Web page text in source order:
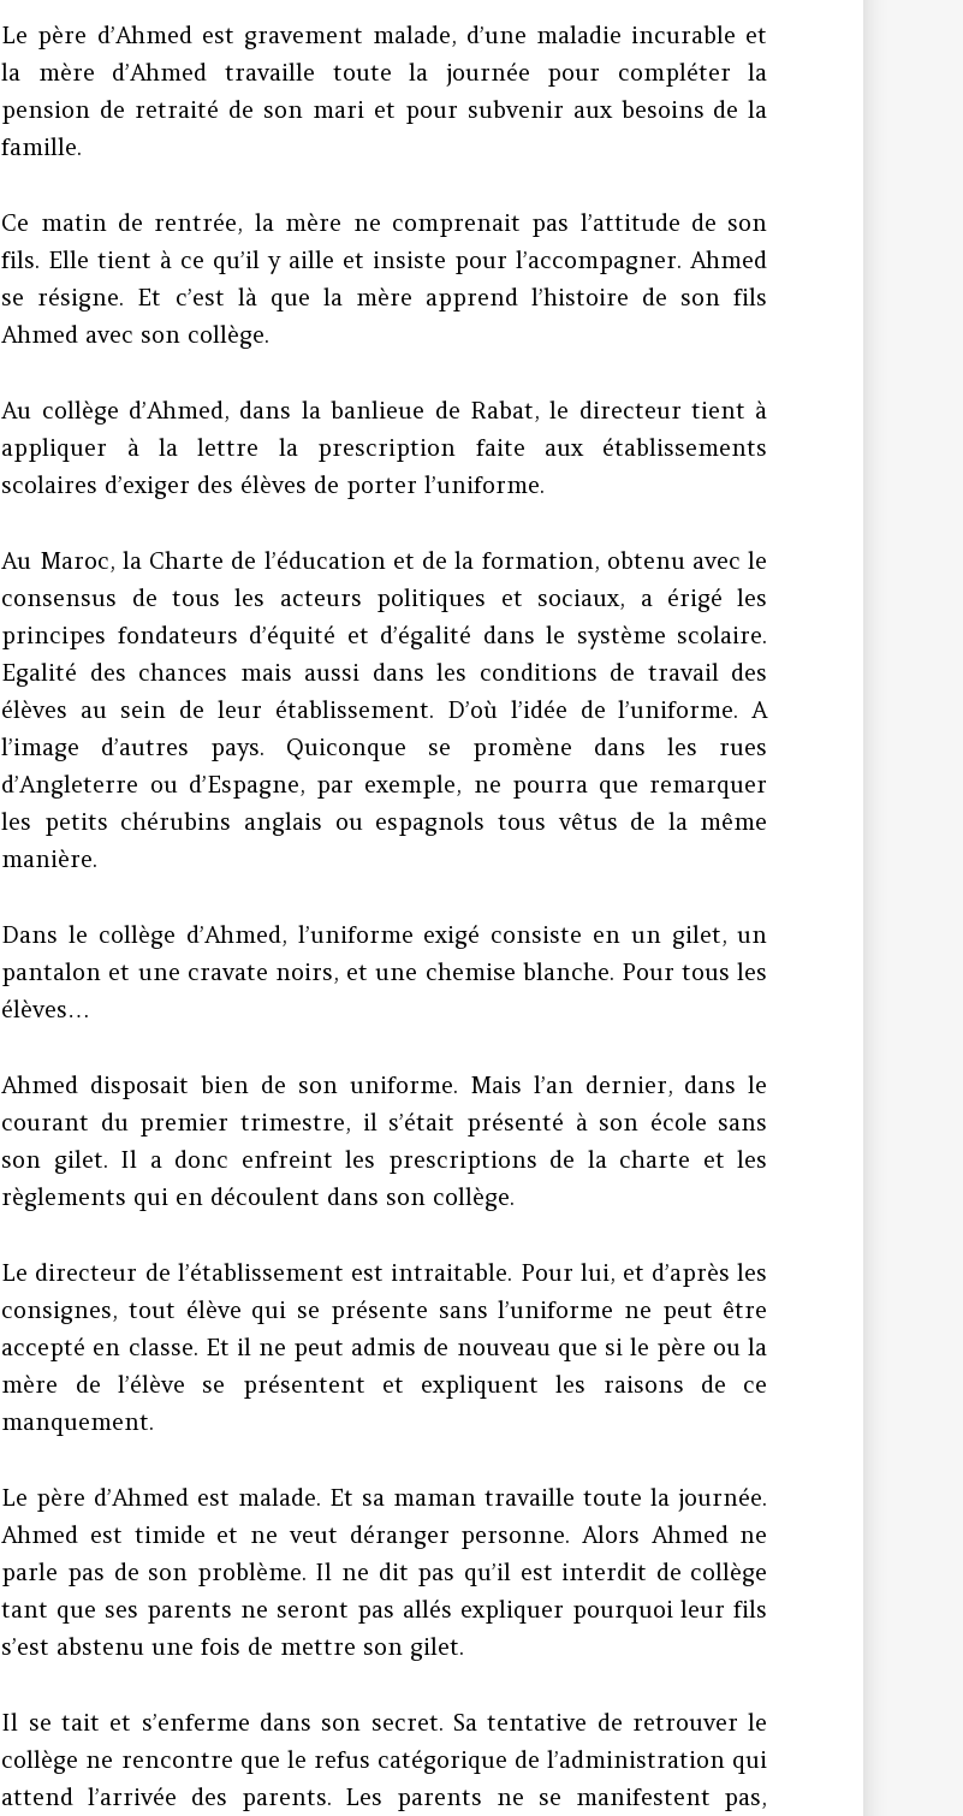
Le père d’Ahmed est gravement malade, d’une maladie incurable et
la mère d’Ahmed travaille toute la journée pour compléter la
pension de retraité de son mari et pour subvenir aux besoins de la
famille.
Ce matin de rentrée, la mère ne comprenait pas l’attitude de son
fils. Elle tient à ce qu’il y aille et insiste pour l’accompagner. Ahmed
se résigne. Et c’est là que la mère apprend l’histoire de son fils
Ahmed avec son collège.
Au collège d’Ahmed, dans la banlieue de Rabat, le directeur tient à
appliquer à la lettre la prescription faite aux établissements
scolaires d’exiger des élèves de porter l’uniforme.
Au Maroc, la Charte de l’éducation et de la formation, obtenu avec le
consensus de tous les acteurs politiques et sociaux, a érigé les
principes fondateurs d’équité et d’égalité dans le système scolaire.
Egalité des chances mais aussi dans les conditions de travail des
élèves au sein de leur établissement. D’où l’idée de l’uniforme. A
l’image d’autres pays. Quiconque se promène dans les rues
d’Angleterre ou d’Espagne, par exemple, ne pourra que remarquer
les petits chérubins anglais ou espagnols tous vêtus de la même
manière.
Dans le collège d’Ahmed, l’uniforme exigé consiste en un gilet, un
pantalon et une cravate noirs, et une chemise blanche. Pour tous les
élèves…
Ahmed disposait bien de son uniforme. Mais l’an dernier, dans le
courant du premier trimestre, il s’était présenté à son école sans
son gilet. Il a donc enfreint les prescriptions de la charte et les
règlements qui en découlent dans son collège.
Le directeur de l’établissement est intraitable. Pour lui, et d’après les
consignes, tout élève qui se présente sans l’uniforme ne peut être
accepté en classe. Et il ne peut admis de nouveau que si le père ou la
mère de l’élève se présentent et expliquent les raisons de ce
manquement.
Le père d’Ahmed est malade. Et sa maman travaille toute la journée.
Ahmed est timide et ne veut déranger personne. Alors Ahmed ne
parle pas de son problème. Il ne dit pas qu’il est interdit de collège
tant que ses parents ne seront pas allés expliquer pourquoi leur fils
s’est abstenu une fois de mettre son gilet.
Il se tait et s’enferme dans son secret. Sa tentative de retrouver le
collège ne rencontre que le refus catégorique de l’administration qui
attend l’arrivée des parents. Les parents ne se manifestent pas,